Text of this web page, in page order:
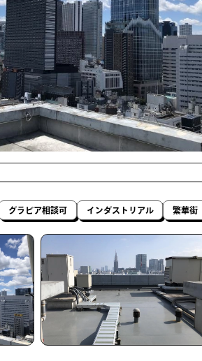
グラビア相談可 インダストリアル 繁華街